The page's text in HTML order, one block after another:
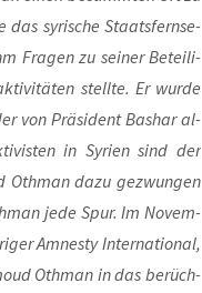
das syri­sche Staats­fern­se­
Fra­gen zu sei­ner Betei­li­
stell­te. Er wur­de
von Prä­si­dent Bas­har al-
in Syri­en sind der
Oth­man dazu gezwun­gen
jede Spur. Im Novem­
Amnes­ty Inter­na­tio­nal,
Oth­man in das berüch­